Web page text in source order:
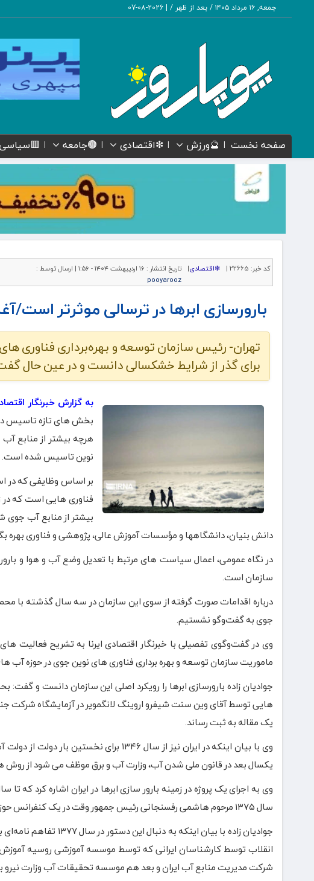
جمعه, ۱۶ مرداد ۱۴۰۵ / بعد از ظهر / |
2026-08-07
صفحه نخست 🔮ورزش ❇اقتصادی 🟤جامعه 🟥سیاسی
کد خبر: 22665 | ❇اقتصادی| تاریخ انتشار : ۱۶ اردیبهشت ۱۴۰۴ - ۱:۵۶ |
ارسال توسط :
pooyarooz
بارورسازی ابرها در ترسالی موثرتر است/
تهران- رئیس سازمان توسعه و بهره‌برداری فناوری
برای گذر از شرایط خشکسالی دانست و در عین حال گفت
به گزارش خبرنگار
بخش های تازه تاسیس در
هرچه بیشتر از منابع
نوین تاسیس شده است.
بر اساس وظایفی که در
فناوری هایی است که در
بیشتر از منابع آب
دانش بنیان، دانشگاهها و مؤسسات آموزش عالی، پژوهشی و فناوری بهره
در نگاه عمومی، اعمال سیاست های مرتبط با تعدیل وضع آب و هوا و
سازمان است.
درباره اقدامات صورت گرفته از سوی این سازمان در سه سال گذشته با
جوی به گفت‌وگو نشستیم.
وی در گفت‌وگوی تفصیلی با خبرنگار اقتصادی ایرنا به تشریح
ماموریت سازمان توسعه و بهره برداری فناوری های نوین جوی در حوزه
هایی توسط آقای وین سنت شیفرو اروینگ لانگمویر در آزمایشگاه شرکت
یک مقاله به ثبت رساند.
وی با بیان اینکه در ایران نیز از سال ۱۳۴۶
یکسال بعد در قانون ملی شدن آب، وزارت آب و برق موظف می شود از روش
سال ۱۳۷۵ مرحوم هاشمی رفسنجانی رئیس جمهور وقت در یک کنفرانس حوزه آب موضوع بارورسازی آب ها و لزوم ورود ایران به این حوزه را مطرح کرد.
جوادیان زاده با بیان
انقلاب توسط کارشناسان ایرانی که توسط موسسه آموزشی روسیه آموزش
شرکت مدیریت منابع آب ایران و بعد هم موسسه تحقیقات آب وزارت نیرو